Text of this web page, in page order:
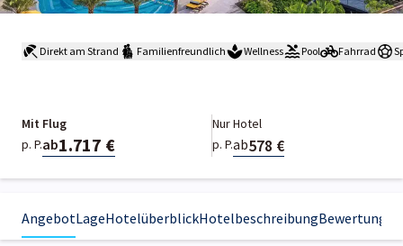
Direkt am Strand Familienfreundlich Wellness Pool Fahrrad
Mit Flug
p. P.ab1.717 €
Nur Hotel
p. P.ab578 €
AngebotLageHotelüberblickHotelbeschreibungBewertungen